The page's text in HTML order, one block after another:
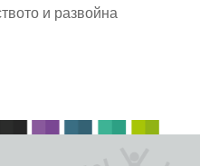
и развойна